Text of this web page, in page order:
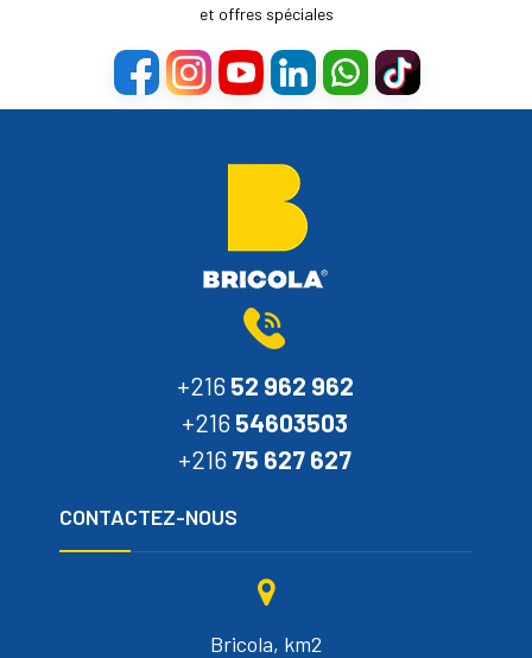
et offres spéciales
+216 52 962 962
+216 54603503
+216 75 627 627
CONTACTEZ-NOUS
Bricola, km2